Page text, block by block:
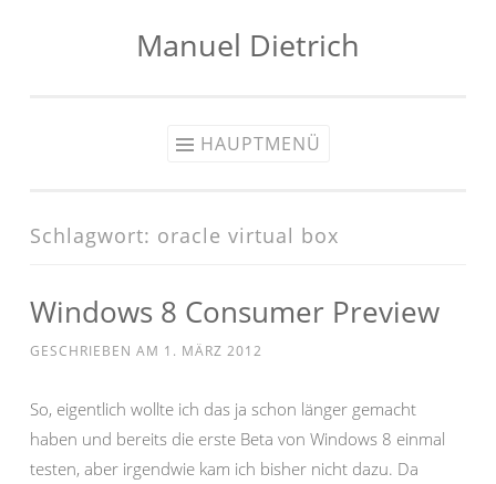
Manuel Dietrich
HAUPTMENÜ
Schlagwort: oracle virtual box
Windows 8 Consumer Preview
GESCHRIEBEN AM 1. MÄRZ 2012
So, eigentlich wollte ich das ja schon länger gemacht
haben und bereits die erste Beta von Windows 8 einmal
testen, aber irgendwie kam ich bisher nicht dazu. Da